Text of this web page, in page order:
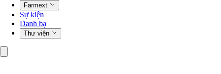
Farmext
Sự kiện
Danh bạ
Thư viện